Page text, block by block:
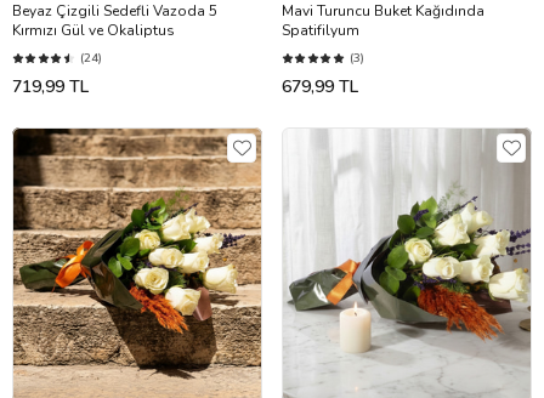
Beyaz Çizgili Sedefli Vazoda 5
Kırmızı Gül ve Okaliptus
(24)
719,99 TL
Mavi Turuncu Buket Kağıdında
Spatifilyum
(3)
679,99 TL